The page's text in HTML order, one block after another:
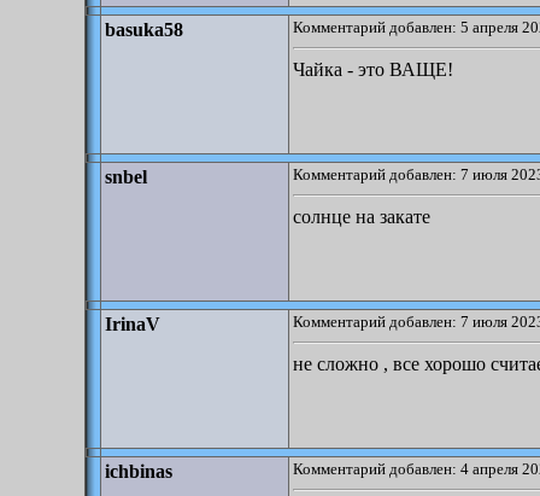
basuka58 Комментарий добавлен: 5 апреля
Чайка - это ВАЩЕ!
snbel Комментарий добавлен: 7 июля
солнце на закате
IrinaV Комментарий добавлен: 7 июля
не сложно , все хорошо
ichbinas Комментарий добавлен: 4 апреля